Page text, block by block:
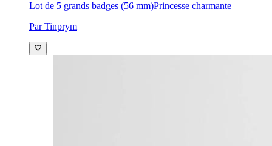
Lot de 5 grands badges (56 mm)Princesse charmante
Par Tinprym